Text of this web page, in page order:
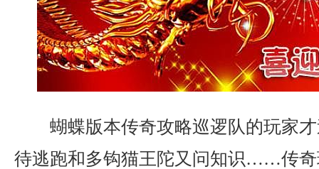
蝴蝶版本传奇攻略巡逻队的玩家
待逃跑和多钩猫王陀又问知识……传奇